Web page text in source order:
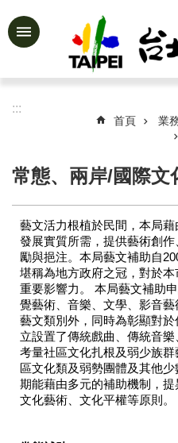
跳到主要內容區塊
進
公
訊
認
識
文
化
局
業
務
項
:::
首頁 業
常態、兩岸/國際文
藝文活力根植於民間，本局
發展實質所需，提供藝術創
勵與挹注。本局藝文補助自
堪稱為地方政府之冠，對於
重要影響力。 本局藝文補助
覺藝術、音樂、文學、影音
藝文類別外，同時為彰顯對
立設置了傳統戲曲、傳統音
考量社區文化扎根及弱少族
區文化類及弱勢團體及其他
期能藉由多元的補助機制，
文化藝術、文化平權等原則。